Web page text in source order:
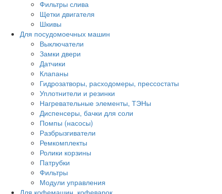
Фильтры слива
Щетки двигателя
Шкивы
Для посудомоечных машин
Выключатели
Замки двери
Датчики
Клапаны
Гидрозатворы, расходомеры, прессостаты
Уплотнители и резинки
Нагревательные элементы, ТЭНы
Диспенсеры, бачки для соли
Помпы (насосы)
Разбрызгиватели
Ремкомплекты
Ролики корзины
Патрубки
Фильтры
Модули управления
Для кофемашин, кофеварок